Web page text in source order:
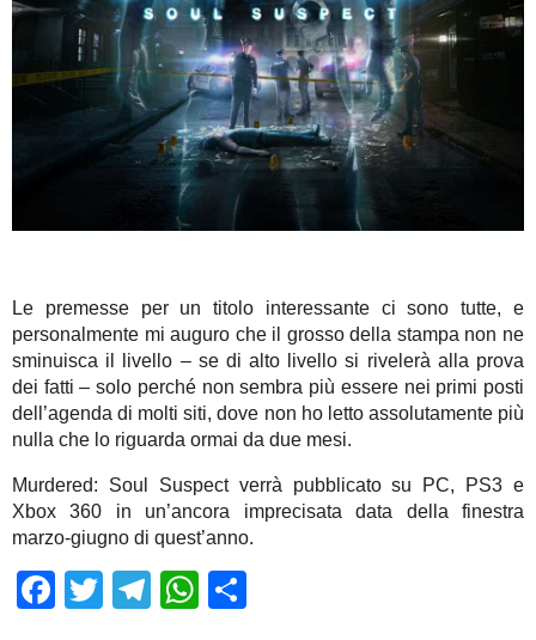
Le premesse per un titolo interessante ci sono tutte, e
personalmente mi auguro che il grosso della stampa non ne
sminuisca il livello – se di alto livello si rivelerà alla prova
dei fatti – solo perché non sembra più essere nei primi posti
dell’agenda di molti siti, dove non ho letto assolutamente più
nulla che lo riguarda ormai da due mesi.
Murdered: Soul Suspect verrà pubblicato su PC, PS3 e
Xbox 360 in un’ancora imprecisata data della finestra
marzo-giugno di quest’anno.
Facebook
TwitterTelegram
WhatsApp